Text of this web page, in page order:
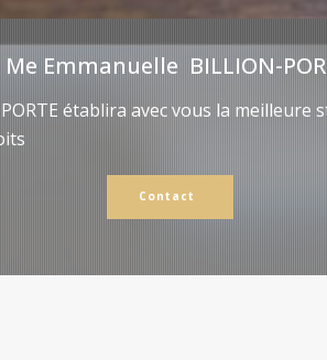
Me Emmanuelle BILLION-
établira avec vous la meilleure
Contact